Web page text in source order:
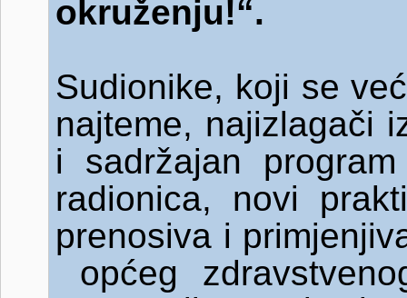
okruženju!“.
Sudionike, koji se
najteme, najizlagači
i sadržajan
radionica, novi
prenosiva i
općeg